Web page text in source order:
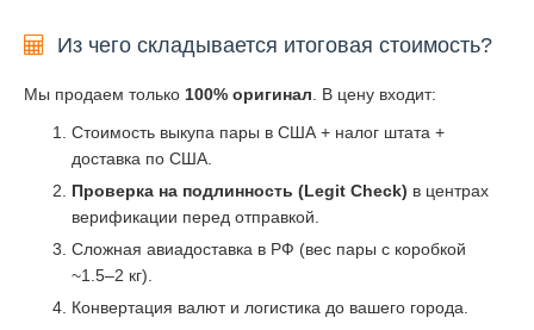
Из чего складывается итоговая стоимость?
Мы продаем только 100% оригинал . В цену входит:
Стоимость выкупа пары в США + налог штата +
доставка по США.
Проверка на подлинность (Legit Check) в центрах
верификации перед отправкой.
Сложная авиадоставка в РФ (вес пары с коробкой
~1.5–2 кг).
Конвертация валют и логистика до вашего города.